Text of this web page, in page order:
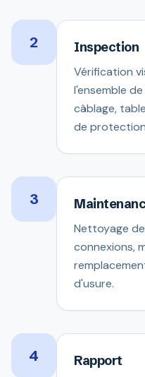
2 Inspection
Vérification
l'ensemble
câblage,
de
3
Nettoyage
connexions,
d'usure.
4 Rapport